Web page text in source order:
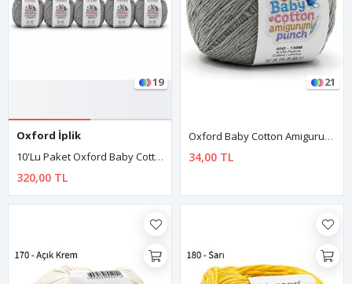
19
Oxford İplik
10'lu Paket Oxford Baby Cotton Amigurumi Punch 50gr/150m No:210 Gri
320,00 TL
21
Oxford Baby Cotton Amigurumi Punch 50 Gr 150 M No:160 Kırçıllı Gri
34,00 TL